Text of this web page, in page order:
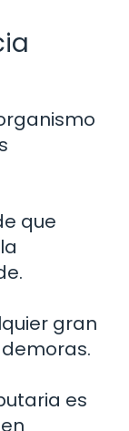
que
gran
es